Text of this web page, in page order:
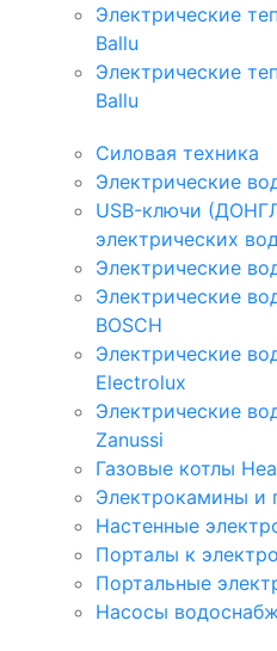
Электрические
Ballu
Электрические
Ballu
Силовая техника
Электрические
USB-ключи
электрических
Электрические
Электрические
BOSCH
Электрические
Electrolux
Электрические
Zanussi
Газовые котлы
Электрокамины и
Настенные
Порталы к
Портальные
Насосы